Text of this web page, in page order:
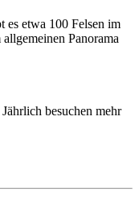
es etwa 100 Felsen im
Panorama
besuchen mehr